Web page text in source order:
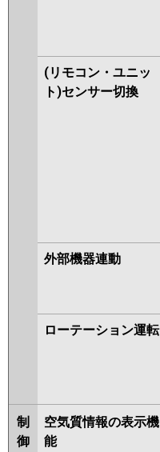
(リモコン・ユニッ
ト)センサー切換
外部機器連動
ローテーション運転
制
御
空気質情報の表示機
能